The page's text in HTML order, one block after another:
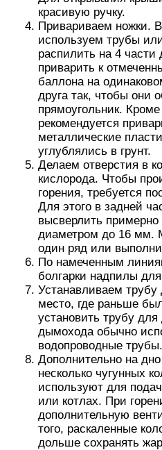
красивую ручку.
Привариваем ножки. В
используем трубы
распилить на 4
приварить к
баллона на
друга так, чтобы они
прямоугольник.
рекомендуется
металлические
углублялись в грунт.
Делаем отверстия в
кислорода. Чтобы
горения, требуется
Для этого в задней
высверлить примерно
диаметром до 16 мм.
один ряд или
По намеченным
болгарки надпилы
Устанавливаем
место, где раньше
установить трубу
дымохода обычно
водопроводные трубы.
Дополнительно на
несколько чугунных
используют для
или котлах. При
дополнительную
того, раскаленные
дольше сохранять